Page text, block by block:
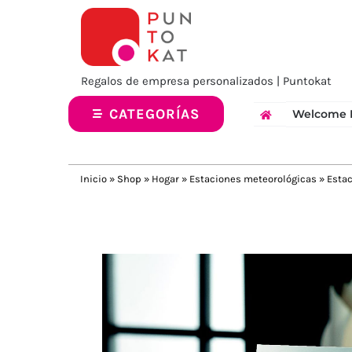
Regalos de empresa personalizados | Puntokat
CATEGORÍAS Welcome
Inicio » Shop » Hogar » Estaciones meteorológicas »